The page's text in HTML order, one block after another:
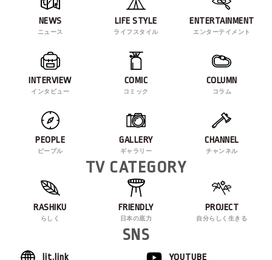
NEWS
ニュース
LIFE STYLE
ライフスタイル
ENTERTAINMENT
エンターテイメント
INTERVIEW
インタビュー
COMIC
コミック
COLUMN
コラム
PEOPLE
ピープル
GALLERY
ギャラリー
CHANNEL
チャンネル
TV CATEGORY
RASHIKU
らしく
FRIENDLY
日本の底力
PROJECT
自分らしく生きる
SNS
lit.link YOUTUBE